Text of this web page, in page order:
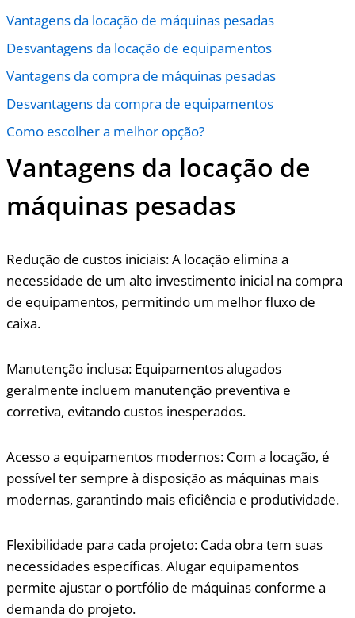
Vantagens da locação de máquinas pesadas
Desvantagens da locação de equipamentos
Vantagens da compra de máquinas pesadas
Desvantagens da compra de equipamentos
Como escolher a melhor opção?
Vantagens da locação de
máquinas pesadas
Redução de custos iniciais: A locação elimina a
necessidade de um alto investimento inicial na compra
de equipamentos, permitindo um melhor fluxo de
caixa.
Manutenção inclusa: Equipamentos alugados
geralmente incluem manutenção preventiva e
corretiva, evitando custos inesperados.
Acesso a equipamentos modernos: Com a locação, é
possível ter sempre à disposição as máquinas mais
modernas, garantindo mais eficiência e produtividade.
Flexibilidade para cada projeto: Cada obra tem suas
necessidades específicas. Alugar equipamentos
permite ajustar o portfólio de máquinas conforme a
demanda do projeto.